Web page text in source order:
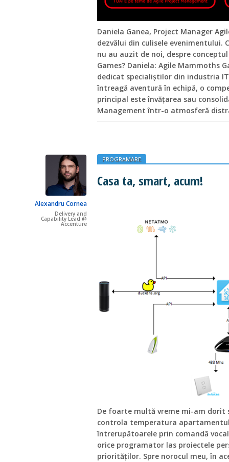
Daniela Ganea, Project Manager
dezvălui din culisele evenimentului.
nu au auzit de noi, despre
Games? Daniela: Agile Mammoths
dedicat specialiștilor din industria
întreagă aventură în echipă, o
principal este învățarea sau
Management într-o atmosferă
Alexandru Cornea
Delivery and
Capability Lead @
Accenture
PROGRAMARE
Casa ta, smart, acum!
De foarte multă vreme mi-am dorit
controla temperatura
întrerupătoarele prin comandă
orice programator las proiectele
priorităților. Spre norocul meu, în